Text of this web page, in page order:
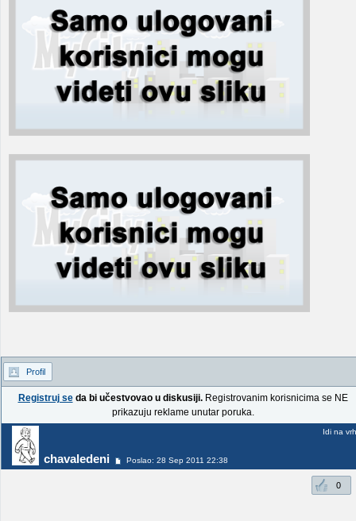
Profil
Registruj seda bi učestvovao u diskusiji.Registrovanim korisnicima se NE
prikazuju reklame unutar poruka.
chavaledeni Poslao: 28 Sep 2011 22:38
Idi na vrh
0